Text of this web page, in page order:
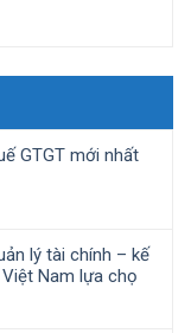
GTGT mới nhất
lý tài chính – kế
Nam lựa chọ